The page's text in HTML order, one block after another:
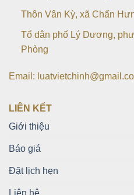
Thôn Vân Kỳ, xã Chấn
Tổ dân phố Lý Dương,
Phòng
Email:
LIÊN KẾT
Giới thiệu
Báo giá
Đặt lịch hẹn
Liên hệ